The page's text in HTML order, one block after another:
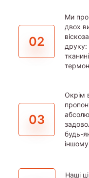
02
Ми
двох
03
Окрім
будь-
іншому
Наші